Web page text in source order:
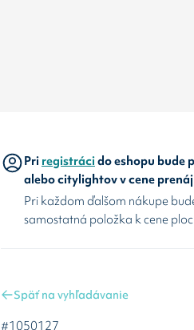
Priregistrácido eshopu bude
alebo citylightov v cene
Pri každom ďalšom nákupe
samostatná položka k cene
Späť na vyhľadávanie
#1050127